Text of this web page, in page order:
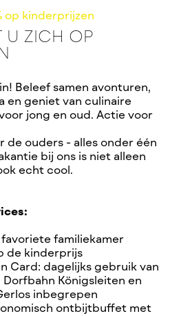
op kinderprijzen
U ZICH OP
Beleef samen avonturen,
en geniet van culinaire
jong en oud. Actie voor
de ouders - alles onder één
bij ons is niet alleen
echt cool.
familiekamer
de kinderprijs
Card: dagelijks gebruik van
Königsleiten en
inbegrepen
ontbijtbuffet met